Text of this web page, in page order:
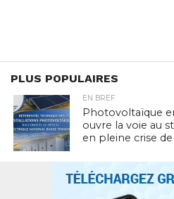
PLUS POPULAIRES
EN BREF
Photovoltaïque
ouvre la voie au
en pleine crise